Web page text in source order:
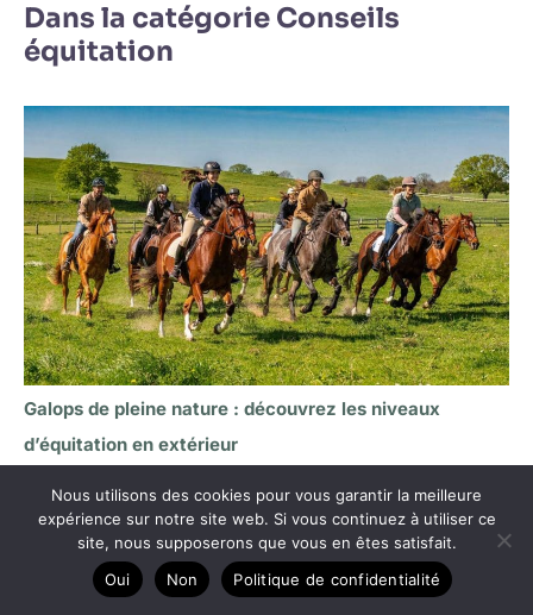
Dans la catégorie Conseils
équitation
Galops de pleine nature : découvrez les niveaux
d’équitation en extérieur
Nous utilisons des cookies pour vous garantir la meilleure
expérience sur notre site web. Si vous continuez à utiliser ce
site, nous supposerons que vous en êtes satisfait.
Oui
Non Politique de confidentialité